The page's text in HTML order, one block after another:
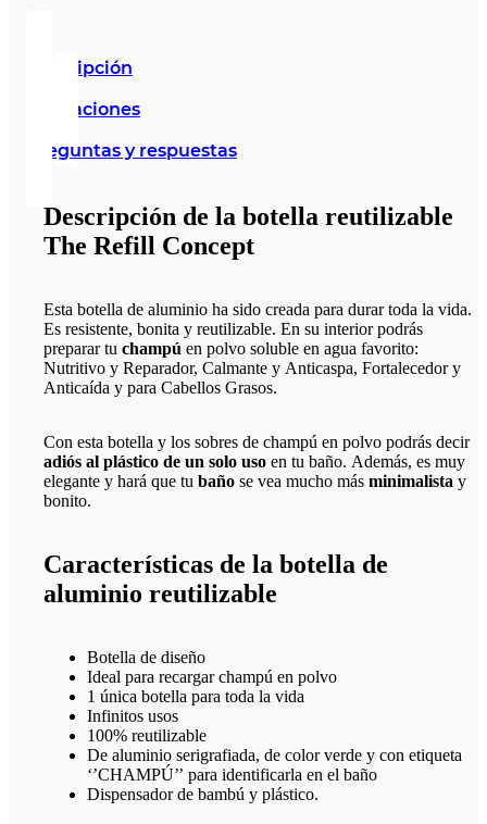
Descripción
Valoraciones
Preguntas y respuestas
Descripción de la botella reutilizable
The Refill Concept
Esta botella de aluminio ha sido creada para durar toda la vida.
Es resistente, bonita y reutilizable. En su interior podrás
preparar tu champú en polvo soluble en agua favorito:
Nutritivo y Reparador, Calmante y Anticaspa, Fortalecedor y
Anticaída y para Cabellos Grasos.
Con esta botella y los sobres de champú en polvo podrás decir
adiós al plástico de un solo uso en tu baño. Además, es muy
elegante y hará que tu baño se vea mucho más minimalista y
bonito.
Características de la botella de
aluminio reutilizable
Botella de diseño
Ideal para recargar champú en polvo
1 única botella para toda la vida
Infinitos usos
100% reutilizable
De aluminio serigrafiada, de color verde y con etiqueta
‘’CHAMPÚ’’ para identificarla en el baño
Dispensador de bambú y plástico.